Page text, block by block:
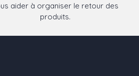
aider à organiser le retour des
produits.